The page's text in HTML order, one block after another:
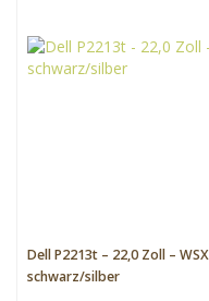
Dell P2213t – 22,0 Zoll –
schwarz/silber